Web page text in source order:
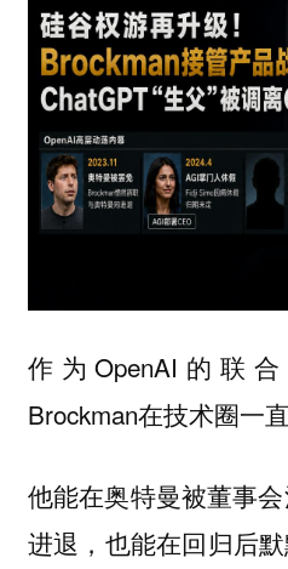
作为OpenAI的联
Brockman在技术圈一
他能在奥特曼被董事
进退，也能在回归后